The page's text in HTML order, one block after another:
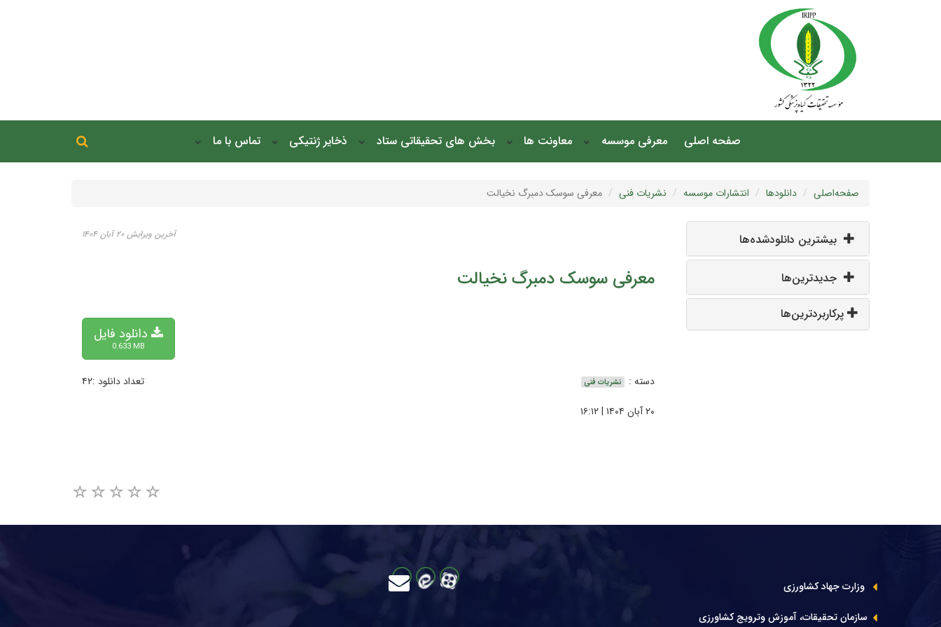
صفحه اصلی معرفی موسسه معاونت ها بخش های تحقیقاتی ستاد ذخایر ژنتیکی تماس با ما جستجو
صفحه‌اصلی دانلودها انتشارات موسسه نشریات فنی معرفی سوسک دمبرگ نخیالت
آخرین ویرایش ۲۰ آبان ۱۴۰۴
معرفی سوسک دمبرگ نخیالت
دانلود فایل
0.633 MB
دسته : نشریات فنی
تعداد دانلود :۴۲
۲۰ آبان ۱۴۰۴ | ۱۶:۱۲
بیشترین دانلودشده‌ها
جدیدترین‌ها
پرکاربردترین‌ها
وزارت جهاد کشاورزی
سازمان تحقیقات، آموزش وترویج کشاورزی